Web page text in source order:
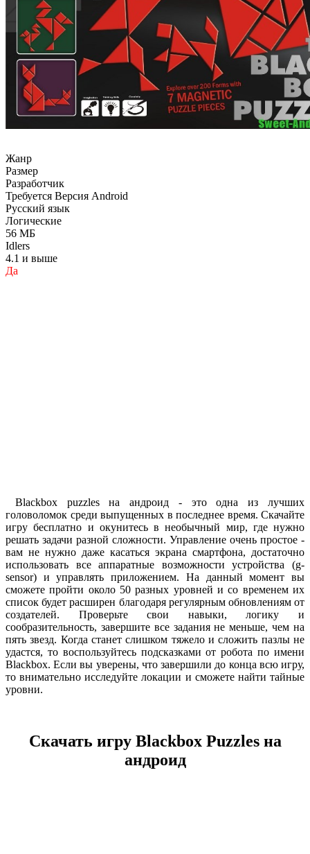
Жанр
Размер
Разработчик
Требуется Версия Android
Русский язык
Логические
56 МБ
Idlers
4.1 и выше
Да
Blackbox puzzles на андроид - это одна из лучших
головоломок среди выпущенных в последнее время. Скачайте
игру бесплатно и окунитесь в необычный мир, где нужно
решать задачи разной сложности. Управление очень простое -
вам не нужно даже касаться экрана смартфона, достаточно
использовать все аппаратные возможности устройства (g-
sensor) и управлять приложением. На данный момент вы
сможете пройти около 50 разных уровней и со временем их
список будет расширен благодаря регулярным обновлениям от
создателей. Проверьте свои навыки, логику и
сообразительность, завершите все задания не меньше, чем на
пять звезд. Когда станет слишком тяжело и сложить пазлы не
удастся, то воспользуйтесь подсказками от робота по имени
Blackbox. Если вы уверены, что завершили до конца всю игру,
то внимательно исследуйте локации и сможете найти тайные
уровни.
Скачать игру Blackbox Puzzles на
андроид